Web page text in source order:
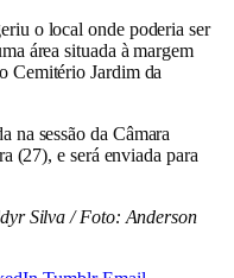
o local onde poderia ser
área situada à margem
Cemitério Jardim da
na sessão da Câmara
(27), e será enviada para
Silva / Foto: Anderson